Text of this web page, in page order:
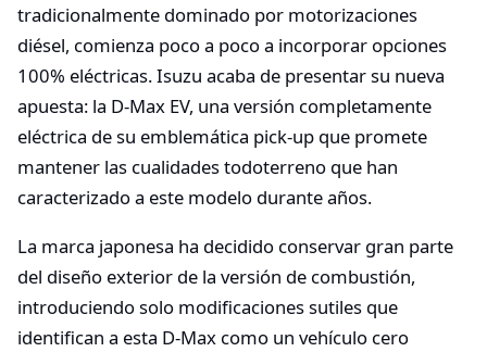
tradicionalmente dominado por motorizaciones
diésel, comienza poco a poco a incorporar opciones
100% eléctricas. Isuzu acaba de presentar su nueva
apuesta: la D-Max EV, una versión completamente
eléctrica de su emblemática pick-up que promete
mantener las cualidades todoterreno que han
caracterizado a este modelo durante años.
La marca japonesa ha decidido conservar gran parte
del diseño exterior de la versión de combustión,
introduciendo solo modificaciones sutiles que
identifican a esta D-Max como un vehículo cero